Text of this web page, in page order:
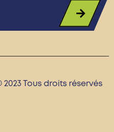
2023 Tous droits réservés